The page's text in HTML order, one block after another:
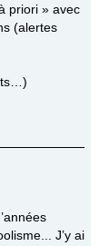
priori » avec
(alertes
J’y ai